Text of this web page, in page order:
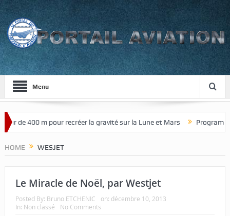
Menu
de 400 m pour recréer la gravité sur la Lune et Mars Programme
HOME WESJET
Le Miracle de Noël, par Westjet
Posted By: Bruno ETCHENIC on: décembre 10, 2013
In: Non classé No Comments